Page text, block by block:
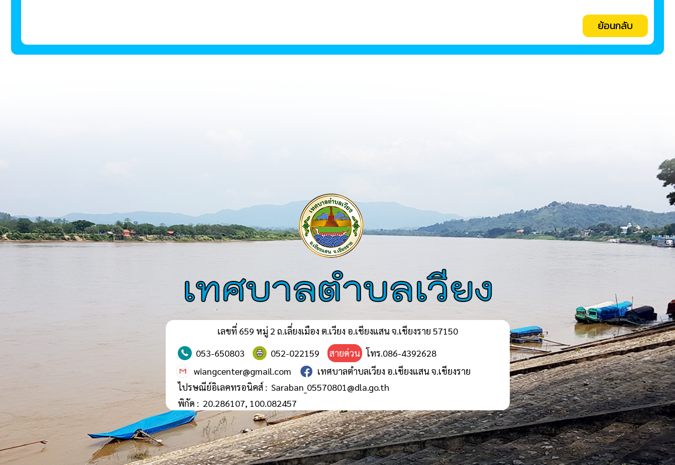
ย้อนกลับ
เทศบาลตำบลเวียง
เลขที่ 659 หมู่ 2 ถ.เลี่ยงเมือง ต.เวียง อ.เชียงแสน จ.เชียงราย 57150
053-650803
052-022159 สายด่วน โทร.086-4392628
wiangcenter@gmail.com
เทศบาลตำบลเวียง อ.เชียงแสน จ.เชียงราย
ไปรษณีย์อิเลคทรอนิคส์ : Saraban_05570801@dla.go.th
พิกัด : 20.286107, 100.082457